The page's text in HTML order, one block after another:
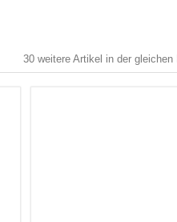
30 weitere Artikel in der gleichen